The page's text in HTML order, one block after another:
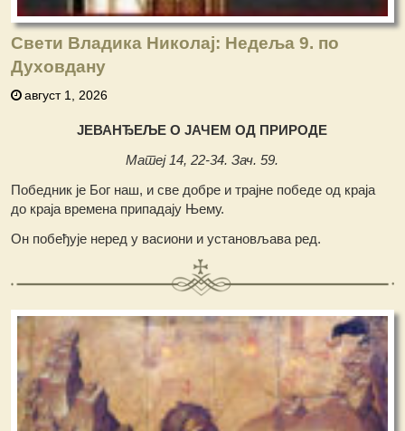
Свети Владика Николај: Недеља 9. по
Духовдану
август 1, 2026
ЈЕВАНЂЕЉЕ О ЈАЧЕМ ОД ПРИРОДЕ
Матеј 14, 22-34. Зач. 59.
Победник је Бог наш, и све добре и трајне победе од краја
до краја времена припадају Њему.
Он побеђује неред у васиони и установљава ред.